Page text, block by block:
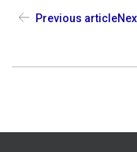
Previous article